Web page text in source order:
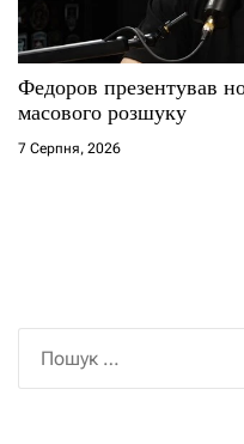
Федоров презентував
масового розшуку
7 Серпня, 2026